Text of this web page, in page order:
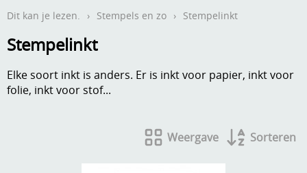
Webwinkel
A, ja, op is op
Dit kan je lezen. › Stempels en zo › Stempelinkt
Stempelinkt
Elke soort inkt is anders. Er is inkt voor papier, inkt voor
folie, inkt voor stof...
Weergave Sorteren